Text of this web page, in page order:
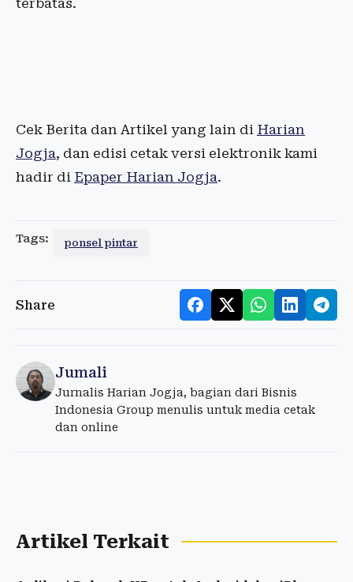
terbatas.
Cek Berita dan Artikel yang lain di Harian
Jogja, dan edisi cetak versi elektronik kami
hadir di Epaper Harian Jogja.
Tags: ponsel pintar
Share
Jumali
Jurnalis Harian Jogja, bagian dari Bisnis
Indonesia Group menulis untuk media cetak
dan online
Artikel Terkait